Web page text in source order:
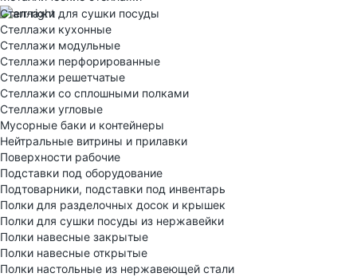
Стеллажи для сушки посуды
Стеллажи кухонные
Стеллажи модульные
Стеллажи перфорированные
Стеллажи решетчатые
Стеллажи со сплошными полками
Стеллажи угловые
Мусорные баки и контейнеры
Нейтральные витрины и прилавки
Поверхности рабочие
Подставки под оборудование
Подтоварники, подставки под инвентарь
Полки для разделочных досок и крышек
Полки для сушки посуды из нержавейки
Полки навесные закрытые
Полки навесные открытые
Полки настольные из нержавеющей стали